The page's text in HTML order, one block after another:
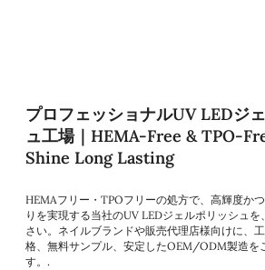
プロフェッショナルUV LEDジ
ュ工場｜HEMA-Free & TPO-
Shine Long Lasting
HEMAフリー・TPOフリーの処方で、高輝度か
りを実現する当社のUV LEDジェルポリッシュ
さい。ネイルブランドや販売代理店様向けに、
格、無料サンプル、安定したOEM/ODM製造を
す。.